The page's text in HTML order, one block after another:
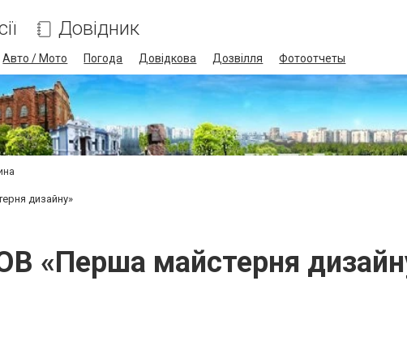
Довідник
Авто / Мото Погода Довідкова Дозвілля Фотоотчеты
дизайну»
«Перша майстерня